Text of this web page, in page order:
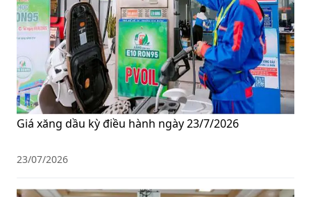
Giá xăng dầu kỳ điều hành ngày 23/7/2026
23/07/2026